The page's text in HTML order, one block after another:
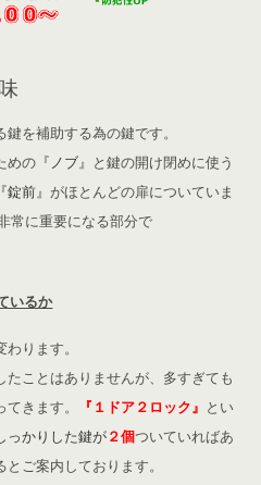
を補助する為の鍵です。
めの 『ノブ』 と鍵の開け閉めに使う
『錠前』 がほとんどの扉についていま
常に重要になる部分で
いるか
ります。
ことはありませんが、多すぎても
きます。
『１ドア２ロック』 とい
っかりした鍵が２個ついていればあ
ご案内しております。